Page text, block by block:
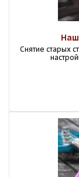
Снятие старых